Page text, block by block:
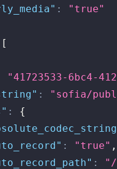
:
"true"
[
"41723533-6bc4-
: "sofia/
:
{
: "true" ,
:
"/